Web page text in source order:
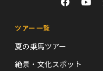
ツアー一覧
夏の乗馬ツアー
絶景・文化スポット